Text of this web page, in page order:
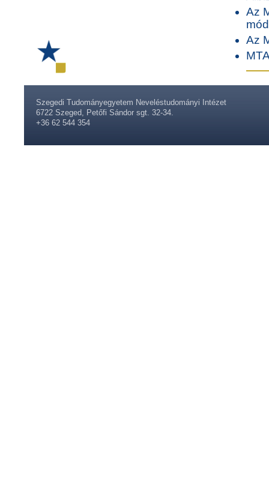
Az
Az
Szegedi Tudományegyetem Neveléstudományi Intézet
6722 Szeged, Petőfi Sándor sgt. 32-34.
+36 62 544 354